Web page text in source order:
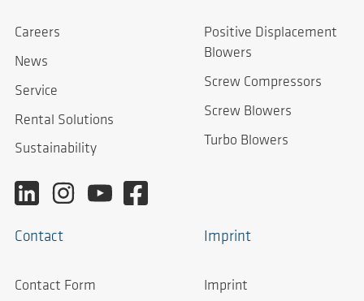
Careers
News
Service
Rental Solutions
Sustainability
Positive Displacement
Blowers
Screw Compressors
Screw Blowers
Turbo Blowers
Contact
Contact Form
Imprint
Imprint